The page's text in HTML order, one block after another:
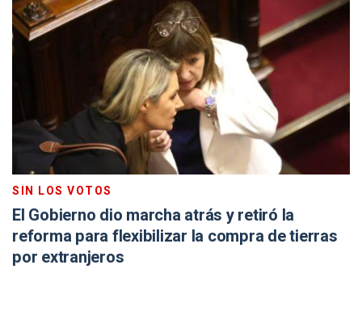
SIN LOS VOTOS
El Gobierno dio marcha atrás y retiró la
reforma para flexibilizar la compra de tierras
por extranjeros